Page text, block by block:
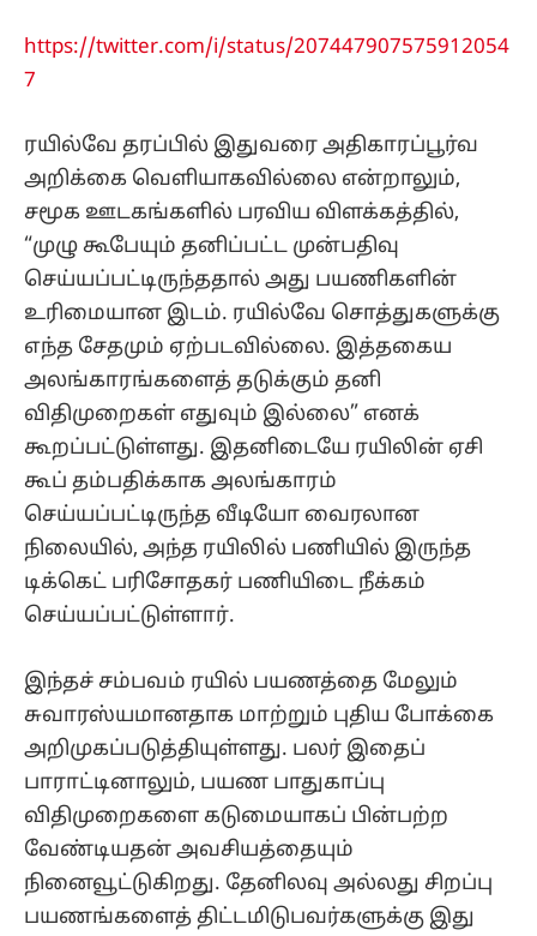
https://twitter.com/i/status/207447907575912054
7
ரயில்வே தரப்பில் இதுவரை அதிகாரப்பூர்வ
அறிக்கை வெளியாகவில்லை என்றாலும்,
சமூக ஊடகங்களில் பரவிய விளக்கத்தில்,
“முழு கூபேயும் தனிப்பட்ட முன்பதிவு
செய்யப்பட்டிருந்ததால் அது பயணிகளின்
உரிமையான இடம். ரயில்வே சொத்துகளுக்கு
எந்த சேதமும் ஏற்படவில்லை. இத்தகைய
அலங்காரங்களைத் தடுக்கும் தனி
விதிமுறைகள் எதுவும் இல்லை” எனக்
கூறப்பட்டுள்ளது. இதனிடையே ரயிலின் ஏசி
கூப் தம்பதிக்காக அலங்காரம்
செய்யப்பட்டிருந்த வீடியோ வைரலான
நிலையில், அந்த ரயிலில் பணியில் இருந்த
டிக்கெட் பரிசோதகர் பணியிடை நீக்கம்
செய்யப்பட்டுள்ளார்.
இந்தச் சம்பவம் ரயில் பயணத்தை மேலும்
சுவாரஸ்யமானதாக மாற்றும் புதிய போக்கை
அறிமுகப்படுத்தியுள்ளது. பலர் இதைப்
பாராட்டினாலும், பயண பாதுகாப்பு
விதிமுறைகளை கடுமையாகப் பின்பற்ற
வேண்டியதன் அவசியத்தையும்
நினைவூட்டுகிறது. தேனிலவு அல்லது சிறப்பு
பயணங்களைத் திட்டமிடுபவர்களுக்கு இது